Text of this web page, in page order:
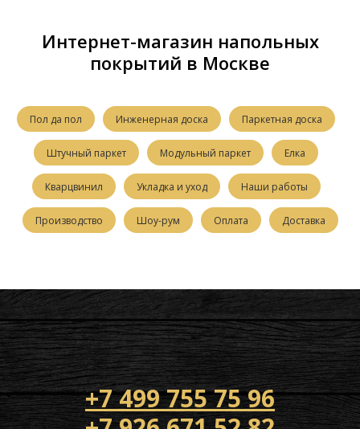
Интернет-магазин напольных
покрытий в Москве
Пол да пол Инженерная доска Паркетная доска
Штучный паркет Модульный паркет Елка
Кварцвинил Укладка и уход Наши работы
Производство Шоу-рум Оплата Доставка
+7 499 755 75 96